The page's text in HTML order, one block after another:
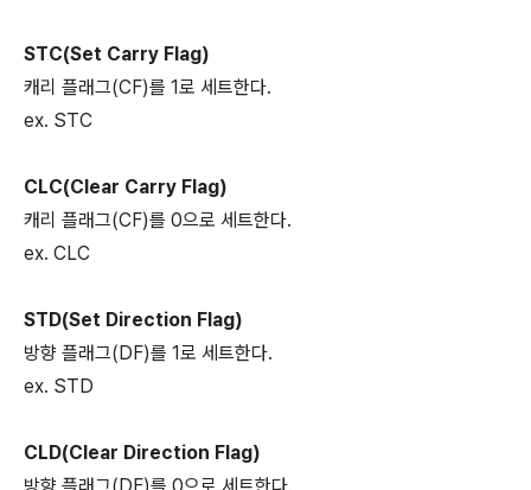
STC(Set Carry Flag)
캐리 플래그(CF)를 1로 세트한다.
ex. STC
CLC(Clear Carry Flag)
캐리 플래그(CF)를 0으로 세트한다.
ex. CLC
STD(Set Direction Flag)
방향 플래그(DF)를 1로 세트한다.
ex. STD
CLD(Clear Direction Flag)